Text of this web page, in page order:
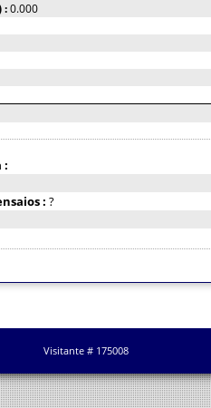
:0.000
:
: ?
Visitante # 175008